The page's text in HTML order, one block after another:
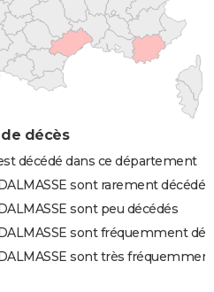
de décès
décédé dans ce département
sont rarement décédés
sont peu décédés
sont fréquemment
sont très